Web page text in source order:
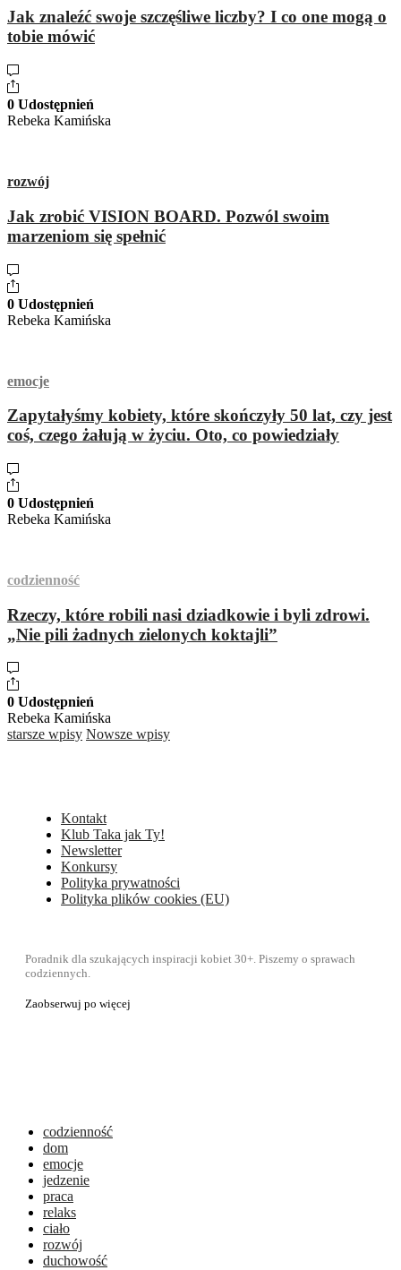
Jak znaleźć swoje szczęśliwe liczby? I co one mogą o
tobie mówić
0 Udostępnień
Rebeka Kamińska
rozwój
Jak zrobić VISION BOARD. Pozwól swoim
marzeniom się spełnić
0 Udostępnień
Rebeka Kamińska
emocje
Zapytałyśmy kobiety, które skończyły 50 lat, czy jest
coś, czego żałują w życiu. Oto, co powiedziały
0 Udostępnień
Rebeka Kamińska
codzienność
Rzeczy, które robili nasi dziadkowie i byli zdrowi.
„Nie pili żadnych zielonych koktajli”
0 Udostępnień
Rebeka Kamińska
starsze wpisy Nowsze wpisy
Kontakt
Klub Taka jak Ty!
Newsletter
Konkursy
Polityka prywatności
Polityka plików cookies (EU)
Poradnik dla szukających inspiracji kobiet 30+. Piszemy o sprawach
codziennych.
Zaobserwuj po więcej
codzienność
dom
emocje
jedzenie
praca
relaks
ciało
rozwój
duchowość